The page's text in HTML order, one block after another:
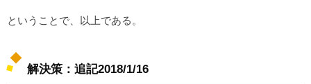
ということで、以上である。
解決策：追記2018/1/16